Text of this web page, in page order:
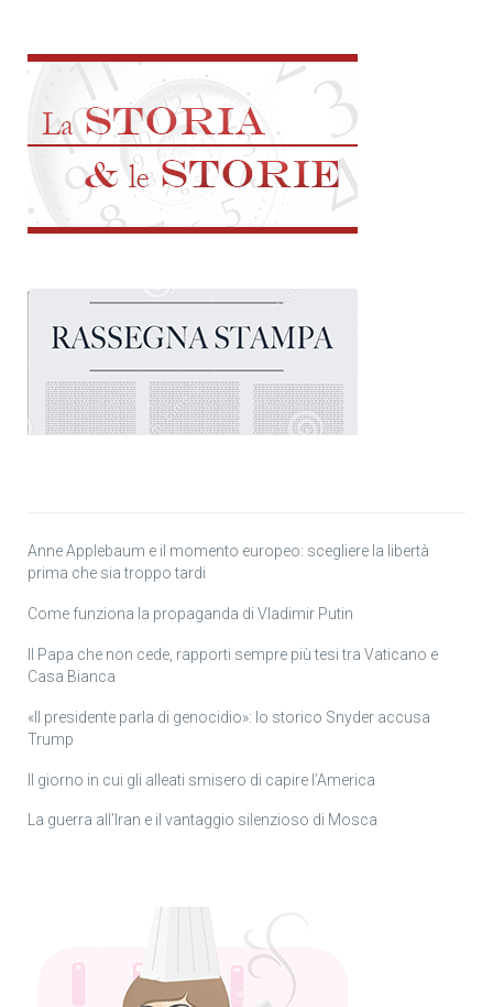
Anne Applebaum e il momento europeo: scegliere la libertà
prima che sia troppo tardi
Come funziona la propaganda di Vladimir Putin
Il Papa che non cede, rapporti sempre più tesi tra Vaticano e
Casa Bianca
«Il presidente parla di genocidio»: lo storico Snyder accusa
Trump
Il giorno in cui gli alleati smisero di capire l’America
La guerra all’Iran e il vantaggio silenzioso di Mosca